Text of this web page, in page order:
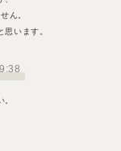
ん。
います。